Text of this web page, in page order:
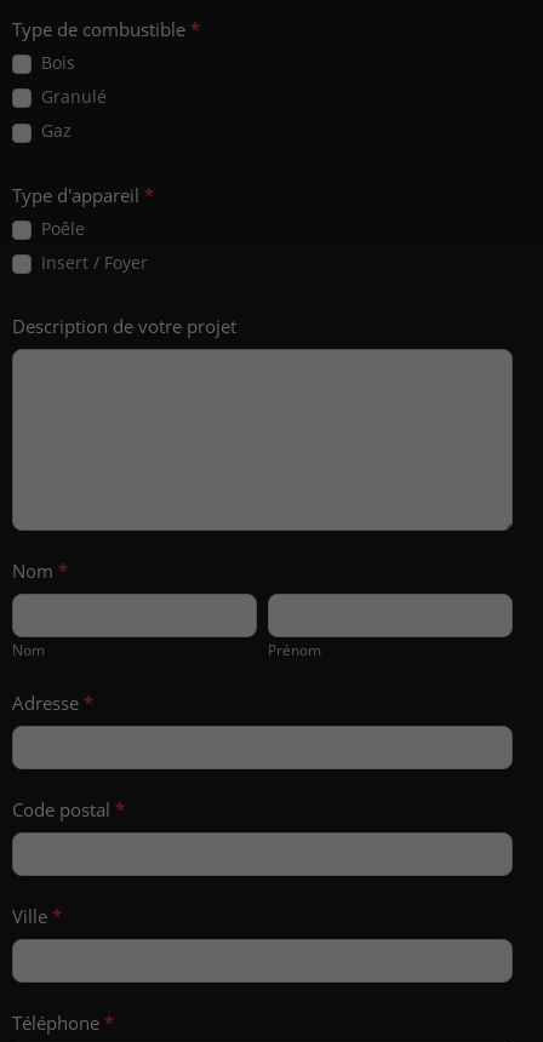
Demande
de
devis
Type de combustible *
Bois
Granulé
Gaz
Type d'appareil *
Poêle
Insert / Foyer
Description de votre projet
Nom *
Nom
Nom
Prénom
Prénom
Adresse *
Code postal *
Ville *
Téléphone *